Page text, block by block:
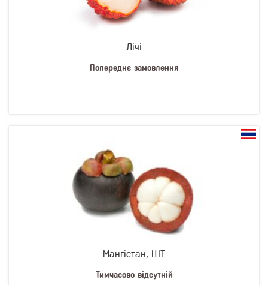
Лічі
Попереднє замовлення
Мангістан, ШТ
Тимчасово відсутній